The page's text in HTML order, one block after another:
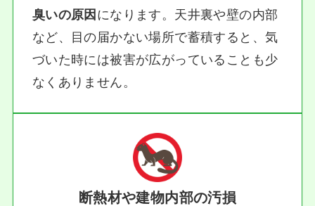
臭いの原因 になります。天井裏や壁の内部
など、目の届かない場所で蓄積すると、気
づいた時には被害が広がっていることも少
なくありません。
断熱材や建物内部の汚損